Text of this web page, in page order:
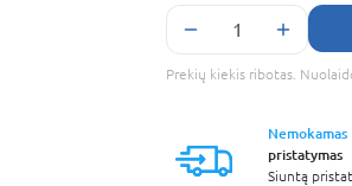
Prekių kiekis ribotas.
Nemokamas
pristatymas
Siuntą